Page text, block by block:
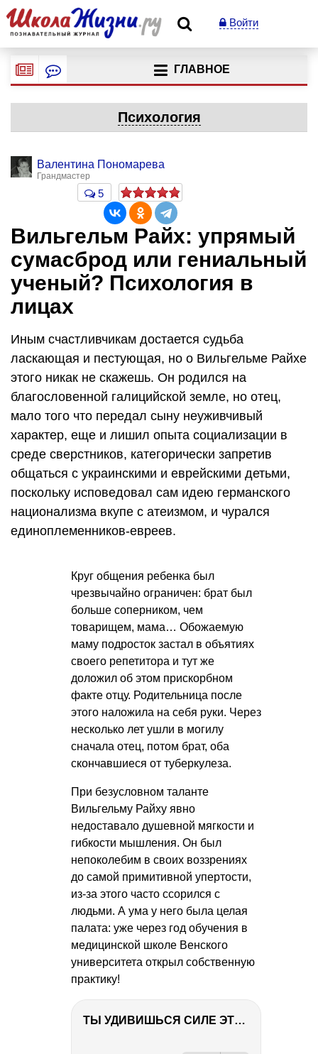
Войти
ГЛАВНОЕ
Психология
Валентина Пономарева
Грандмастер
5
Вильгельм Райх: упрямый
сумасброд или гениальный
ученый? Психология в
лицах
Иным счастливчикам достается судьба
ласкающая и пестующая, но о Вильгельме Райхе
этого никак не скажешь. Он родился на
благословенной галицийской земле, но отец,
мало того что передал сыну неуживчивый
характер, еще и лишил опыта социализации в
среде сверстников, категорически запретив
общаться с украинскими и еврейскими детьми,
поскольку исповедовал сам идею германского
национализма вкупе с атеизмом, и чурался
единоплеменников-евреев.
Круг общения ребенка был
чрезвычайно ограничен: брат был
больше соперником, чем
товарищем, мама… Обожаемую
маму подросток застал в объятиях
своего репетитора и тут же
доложил об этом прискорбном
факте отцу. Родительница после
этого наложила на себя руки. Через
несколько лет ушли в могилу
сначала отец, потом брат, оба
скончавшиеся от туберкулеза.
При безусловном таланте
Вильгельму Райху явно
недоставало душевной мягкости и
гибкости мышления. Он был
непоколебим в своих воззрениях
до самой примитивной упертости,
из-за этого часто ссорился с
людьми. А ума у него была целая
палата: уже через год обучения в
медицинской школе Венского
университета открыл собственную
практику!
ТЫ УДИВИШЬСЯ СИЛЕ ЭТО ЧЕЛОВЕКА! Блог о нашей поездке в Вышний Волочек